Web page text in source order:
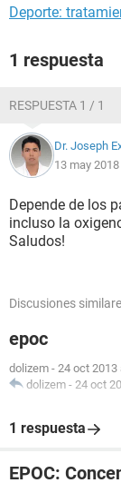
Deporte:
1 respuesta
RESPUESTA 1 / 1
Dr. Joseph
13 may
Depende de los
incluso la
Saludos!
Discusiones
epoc
dolizem - 24 oct 2013
dolizem - 24 oct
1 respuesta
EPOC: